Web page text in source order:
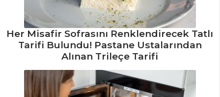
PASTA VE
TATLILAR
Padişah Yastığı
Tarifi, Nasıl Yapılır?
Her Misafir Sofrasını Renklendirecek Tatlı
Tarifi Bulundu! Pastane Ustalarından
Alınan Trileçe Tarifi